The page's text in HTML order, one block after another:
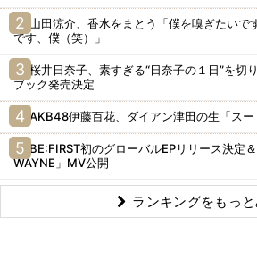
山田涼介、香水をまとう「僕を嗅ぎたいで
です、僕（笑）」
桜井日奈子、素すぎる“日奈子の１日”を切
ブック発売決定
AKB48伊藤百花、ダイアン津田の生「スー
BE:FIRST初のグローバルEPリリース決定
WAYNE」MV公開
ランキングをもっ